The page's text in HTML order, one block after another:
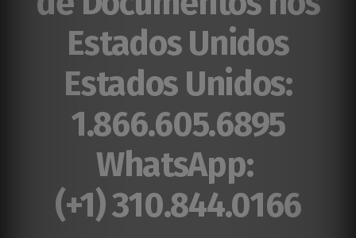
Estados Unidos
Estados Unidos:
1.866.605.6895
WhatsApp:
(+1) 310.844.0166